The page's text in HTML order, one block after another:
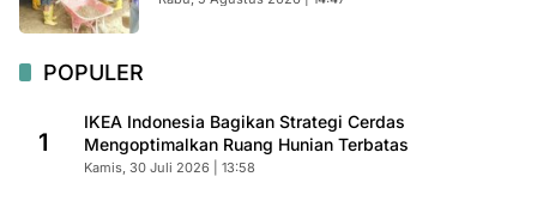
POPULER
1
IKEA Indonesia Bagikan Strategi Cerdas
Mengoptimalkan Ruang Hunian Terbatas
Kamis, 30 Juli 2026 | 13:58